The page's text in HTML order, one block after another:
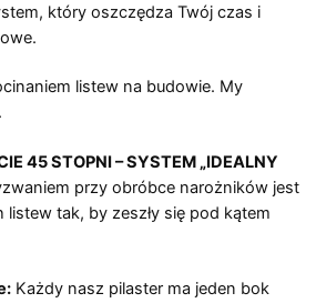
który oszczędza Twój czas i
listew na budowie. My
45 STOPNI – SYSTEM „IDEALNY
przy obróbce narożników jest
listew tak, by zeszły się pod kątem
Każdy nasz pilaster ma jeden bok